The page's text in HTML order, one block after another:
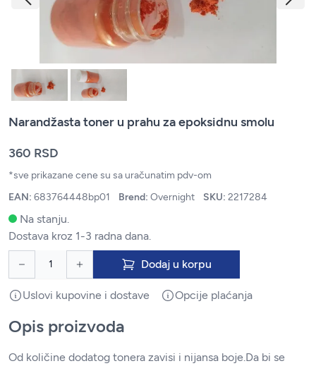
Narandžasta toner u prahu za epoksidnu smolu
360 RSD
*sve prikazane cene su sa uračunatim pdv-om
EAN: 683764448bp01 Brend: Overnight SKU: 2217284
Na stanju.
Dostava kroz 1-3 radna dana.
Dodaj u korpu
Uslovi kupovine i dostave Opcije plaćanja
Opis proizvoda
Od količine dodatog tonera zavisi i nijansa boje.Da bi se